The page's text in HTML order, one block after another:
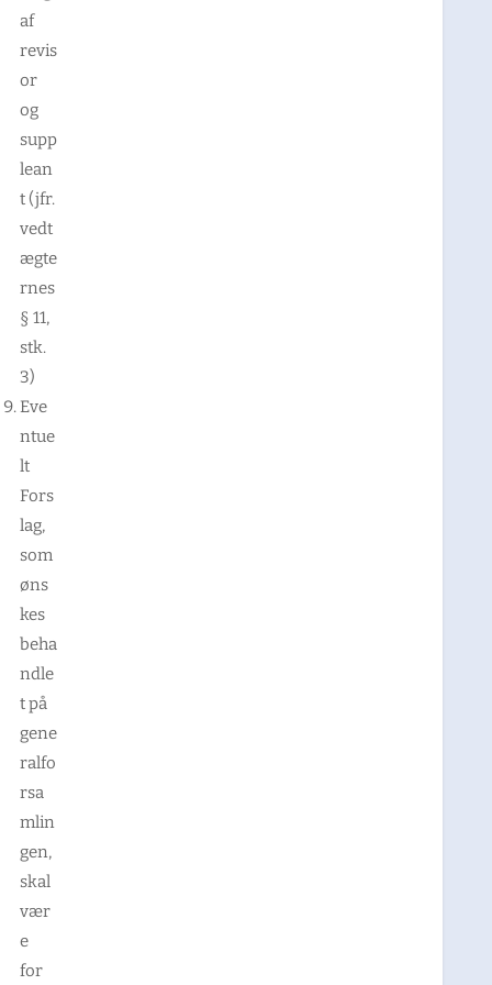
af
revis
or
og
supp
lean
t (jfr.
vedt
ægte
rnes
§ 11,
stk.
3)
Eve
ntue
lt
Fors
lag,
som
øns
kes
beha
ndle
t på
gene
ralfo
rsa
mlin
gen,
skal
vær
e
for